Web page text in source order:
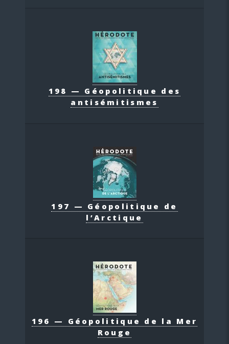
198 — Géopolitique des
antisémitismes
197 — Géopolitique de
l’Arctique
196 — Géopolitique de la Mer
Rouge